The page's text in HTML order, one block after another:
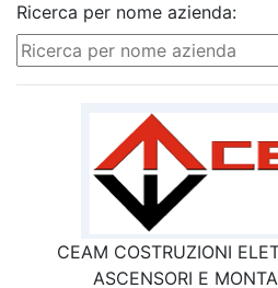
Ricerca per nome azienda:
CEAM COSTRUZIONI
ASCENSORI E